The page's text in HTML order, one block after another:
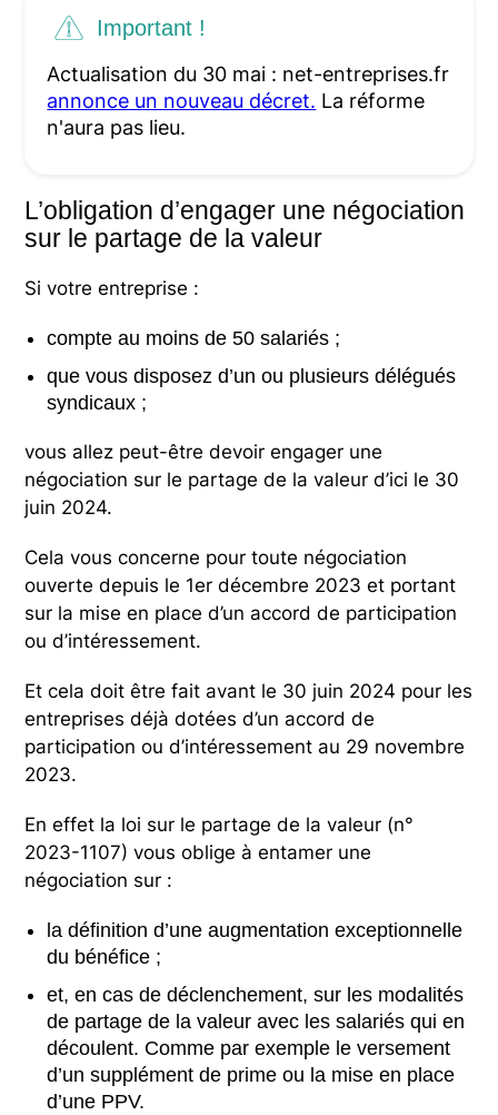
Important !
Actualisation du 30 mai : net-entreprises.fr
annonce un nouveau décret. La réforme
n'aura pas lieu.
L’obligation d’engager une négociation
sur le partage de la valeur
Si votre entreprise :
compte au moins de 50 salariés ;
que vous disposez d’un ou plusieurs délégués
syndicaux ;
vous allez peut-être devoir engager une
négociation sur le partage de la valeur d’ici le 30
juin 2024.
Cela vous concerne pour toute négociation
ouverte depuis le 1er décembre 2023 et portant
sur la mise en place d’un accord de participation
ou d’intéressement.
Et cela doit être fait avant le 30 juin 2024 pour les
entreprises déjà dotées d’un accord de
participation ou d’intéressement au 29 novembre
2023.
En effet la loi sur le partage de la valeur (n°
2023-1107) vous oblige à entamer une
négociation sur :
la définition d’une augmentation exceptionnelle
du bénéfice ;
et, en cas de déclenchement, sur les modalités
de partage de la valeur avec les salariés qui en
découlent. Comme par exemple le versement
d’un supplément de prime ou la mise en place
d’une PPV.